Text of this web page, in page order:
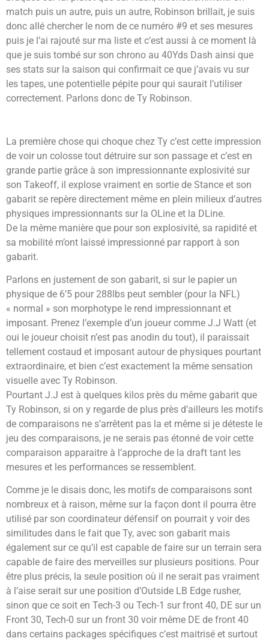
match puis un autre, puis un autre, Robinson brillait, je suis
donc allé chercher le nom de ce numéro #9 et ses mesures
puis je l’ai rajouté sur ma liste et c’est aussi à ce moment là
que je suis tombé sur son chrono au 40Yds Dash ainsi que
ses stats sur la saison qui confirmait ce que j’avais vu sur
les tapes, une potentielle pépite pour qui saurait l’utiliser
correctement. Parlons donc de Ty Robinson.
La première chose qui choque chez Ty c’est cette impression
de voir un colosse tout détruire sur son passage et c’est en
grande partie grâce à son impressionnante explosivité sur
son Takeoff, il explose vraiment en sortie de Stance et son
gabarit se repère directement même en plein milieux d’autres
physiques impressionnants sur la OLine et la DLine.
De la même manière que pour son explosivité, sa rapidité et
sa mobilité m’ont laissé impressionné par rapport à son
gabarit.
Parlons en justement de son gabarit, si sur le papier un
physique de 6’5 pour 288lbs peut sembler (pour la NFL)
« normal » son morphotype le rend impressionnant et
imposant. Prenez l’exemple d’un joueur comme J.J Watt (et
oui le joueur choisit n’est pas anodin du tout), il paraissait
tellement costaud et imposant autour de physiques pourtant
extraordinaire, et bien c’est exactement la même sensation
visuelle avec Ty Robinson.
Pourtant J.J est à quelques kilos près du même gabarit que
Ty Robinson, si on y regarde de plus près d’ailleurs les motifs
de comparaisons ne s’arrêtent pas la et même si je déteste le
jeu des comparaisons, je ne serais pas étonné de voir cette
comparaison apparaitre à l’approche de la draft tant les
mesures et les performances se ressemblent.
Comme je le disais donc, les motifs de comparaisons sont
nombreux et à raison, même sur la façon dont il pourra être
utilisé par son coordinateur défensif on pourrait y voir des
similitudes dans le fait que Ty, avec son gabarit mais
également sur ce qu’il est capable de faire sur un terrain sera
capable de faire des merveilles sur plusieurs positions. Pour
être plus précis, la seule position où il ne serait pas vraiment
à l’aise serait sur une position d’Outside LB Edge rusher,
sinon que ce soit en Tech-3 ou Tech-1 sur front 40, DE sur un
Front 30, Tech-0 sur un front 30 voir même DE de front 40
dans certains packages spécifiques c’est maitrisé et surtout